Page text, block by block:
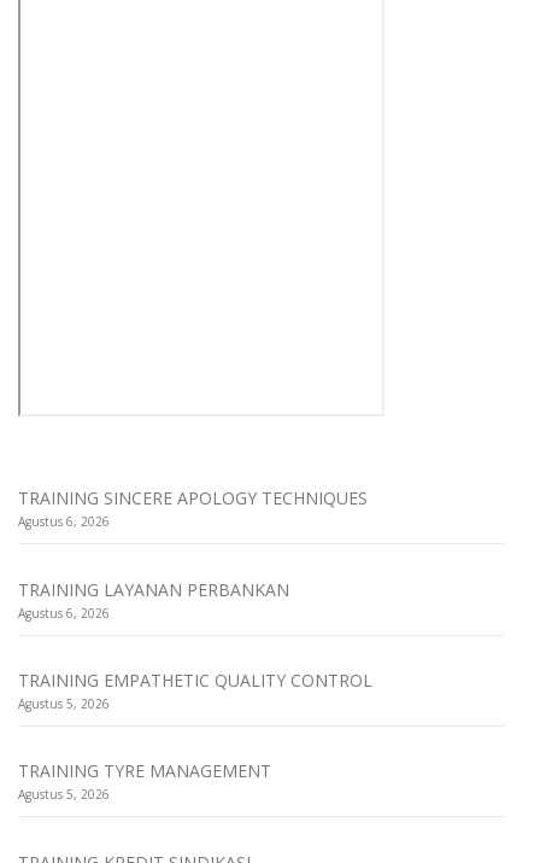
TRAINING SINCERE APOLOGY TECHNIQUES
Agustus 6, 2026
TRAINING LAYANAN PERBANKAN
Agustus 6, 2026
TRAINING EMPATHETIC QUALITY CONTROL
Agustus 5, 2026
TRAINING TYRE MANAGEMENT
Agustus 5, 2026